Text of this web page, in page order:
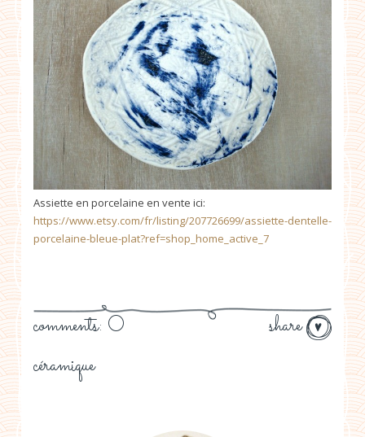
Assiette en porcelaine en vente ici:
https://www.etsy.com/fr/listing/207726699/assiette-dentelle-
porcelaine-bleue-plat?ref=shop_home_active_7
share
comments: 0
céramique